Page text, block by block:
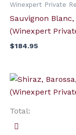
Winexpert Private
Sauvignon
(Winexpert
$184.95
Total:
quantité
de
Australie